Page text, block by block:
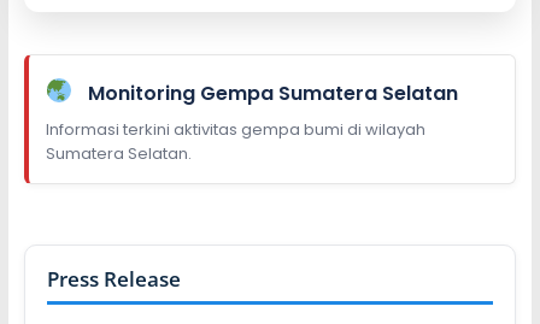
Monitoring Gempa Sumatera Selatan
Informasi terkini aktivitas gempa bumi di wilayah
Sumatera Selatan.
Press Release